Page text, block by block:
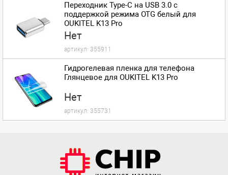
Переходник Type-C на USB 3.0 с
поддержкой режима OTG белый для
OUKITEL K13 Pro
Нет
артикул: 355911
Гидрогелевая пленка для телефона
Глянцевое для OUKITEL K13 Pro
Нет
артикул: 355731